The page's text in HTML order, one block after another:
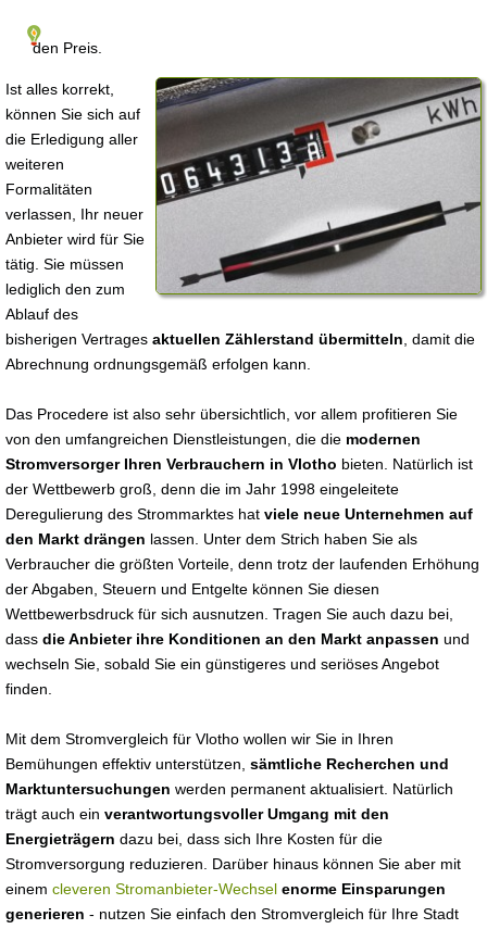
den Preis.
Ist alles korrekt,
können Sie sich auf
die Erledigung aller
weiteren
Formalitäten
verlassen, Ihr neuer
Anbieter wird für Sie
tätig. Sie müssen
lediglich den zum
Ablauf des
bisherigen Vertrages aktuellen Zählerstand übermitteln , damit die
Abrechnung ordnungsgemäß erfolgen kann.
Das Procedere ist also sehr übersichtlich, vor allem profitieren Sie
von den umfangreichen Dienstleistungen, die die modernen
Stromversorger Ihren Verbrauchern in Vlotho bieten. Natürlich ist
der Wettbewerb groß, denn die im Jahr 1998 eingeleitete
Deregulierung des Strommarktes hat viele neue Unternehmen auf
den Markt drängen lassen. Unter dem Strich haben Sie als
Verbraucher die größten Vorteile, denn trotz der laufenden Erhöhung
der Abgaben, Steuern und Entgelte können Sie diesen
Wettbewerbsdruck für sich ausnutzen. Tragen Sie auch dazu bei,
dass die Anbieter ihre Konditionen an den Markt anpassen und
wechseln Sie, sobald Sie ein günstigeres und seriöses Angebot
finden.
Mit dem Stromvergleich für Vlotho wollen wir Sie in Ihren
Bemühungen effektiv unterstützen, sämtliche Recherchen und
Marktuntersuchungen werden permanent aktualisiert. Natürlich
trägt auch ein verantwortungsvoller Umgang mit den
Energieträgern dazu bei, dass sich Ihre Kosten für die
Stromversorgung reduzieren. Darüber hinaus können Sie aber mit
einem cleveren Stromanbieter-Wechsel enorme Einsparungen
generieren - nutzen Sie einfach den Stromvergleich für Ihre Stadt